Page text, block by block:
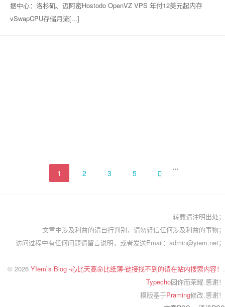
据中心：洛杉矶、迈阿密Hostodo OpenVZ VPS 年付12美元起内存
vSwapCPU存储月流[...]
1 2 3
...
5 
转载请注明出处；
文章中涉及利益的请自行判别，请勿轻信任何涉及利益的事物；
访问过程中有任何问题请留言说明，或者发送Email：admin@yiem.net；
© 2026 YIem`s Blog -心比天高命比纸薄-链接找不到的请在站内搜索内容！ .
Typecho因你而荣耀.感谢！
模版基于Praming修改.感谢！